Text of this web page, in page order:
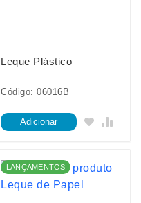
Leque Plástico
Código: 06016B
Adicionar
LANÇAMENTOS